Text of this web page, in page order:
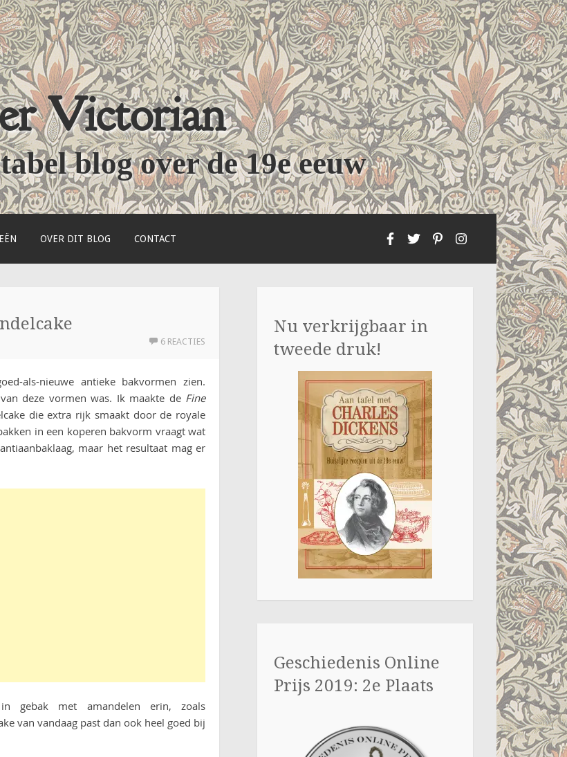
Victorian
blog over de 19e eeuw
OVER DIT BLOG CONTACT
6 REACTIES
als-nieuwe antieke bakvormen zien.
deze vormen was. Ik maakte de Fine
die extra rijk smaakt door de royale
in een koperen bakvorm vraagt wat
maar het resultaat mag er
gebak met amandelen erin, zoals
van vandaag past dan ook heel goed bij
Nu verkrijgbaar in
tweede druk!
Geschiedenis Online
Prijs 2019: 2e Plaats